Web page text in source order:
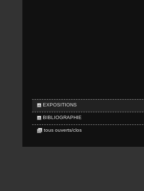
EXPOSITIONS
BIBLIOGRAPHIE
tous ouverts/clos